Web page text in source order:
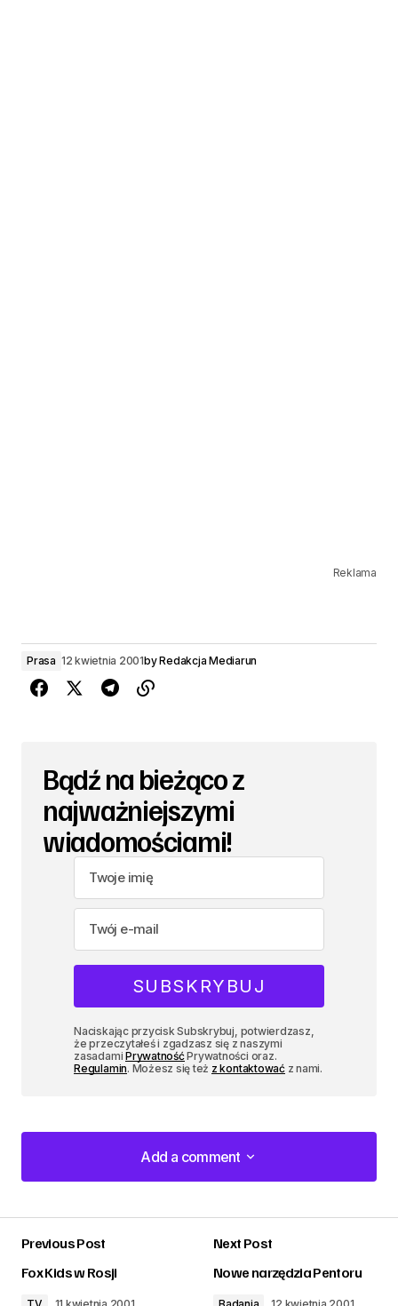
Reklama
Prasa 12 kwietnia 2001byRedakcja Mediarun
Bądź na bieżąco z
najważniejszymi
wiadomościami!
Naciskając przycisk Subskrybuj, potwierdzasz,
że przeczytałeś i zgadzasz się z naszymi
zasadamiPrywatnośćPrywatności oraz.
Regulamin. Możesz się też z kontaktowaćz nami.
Add a comment
Add a comment
Previous Post
Fox Kids w Rosji
Next Post
Nowe narzędzia Pentoru